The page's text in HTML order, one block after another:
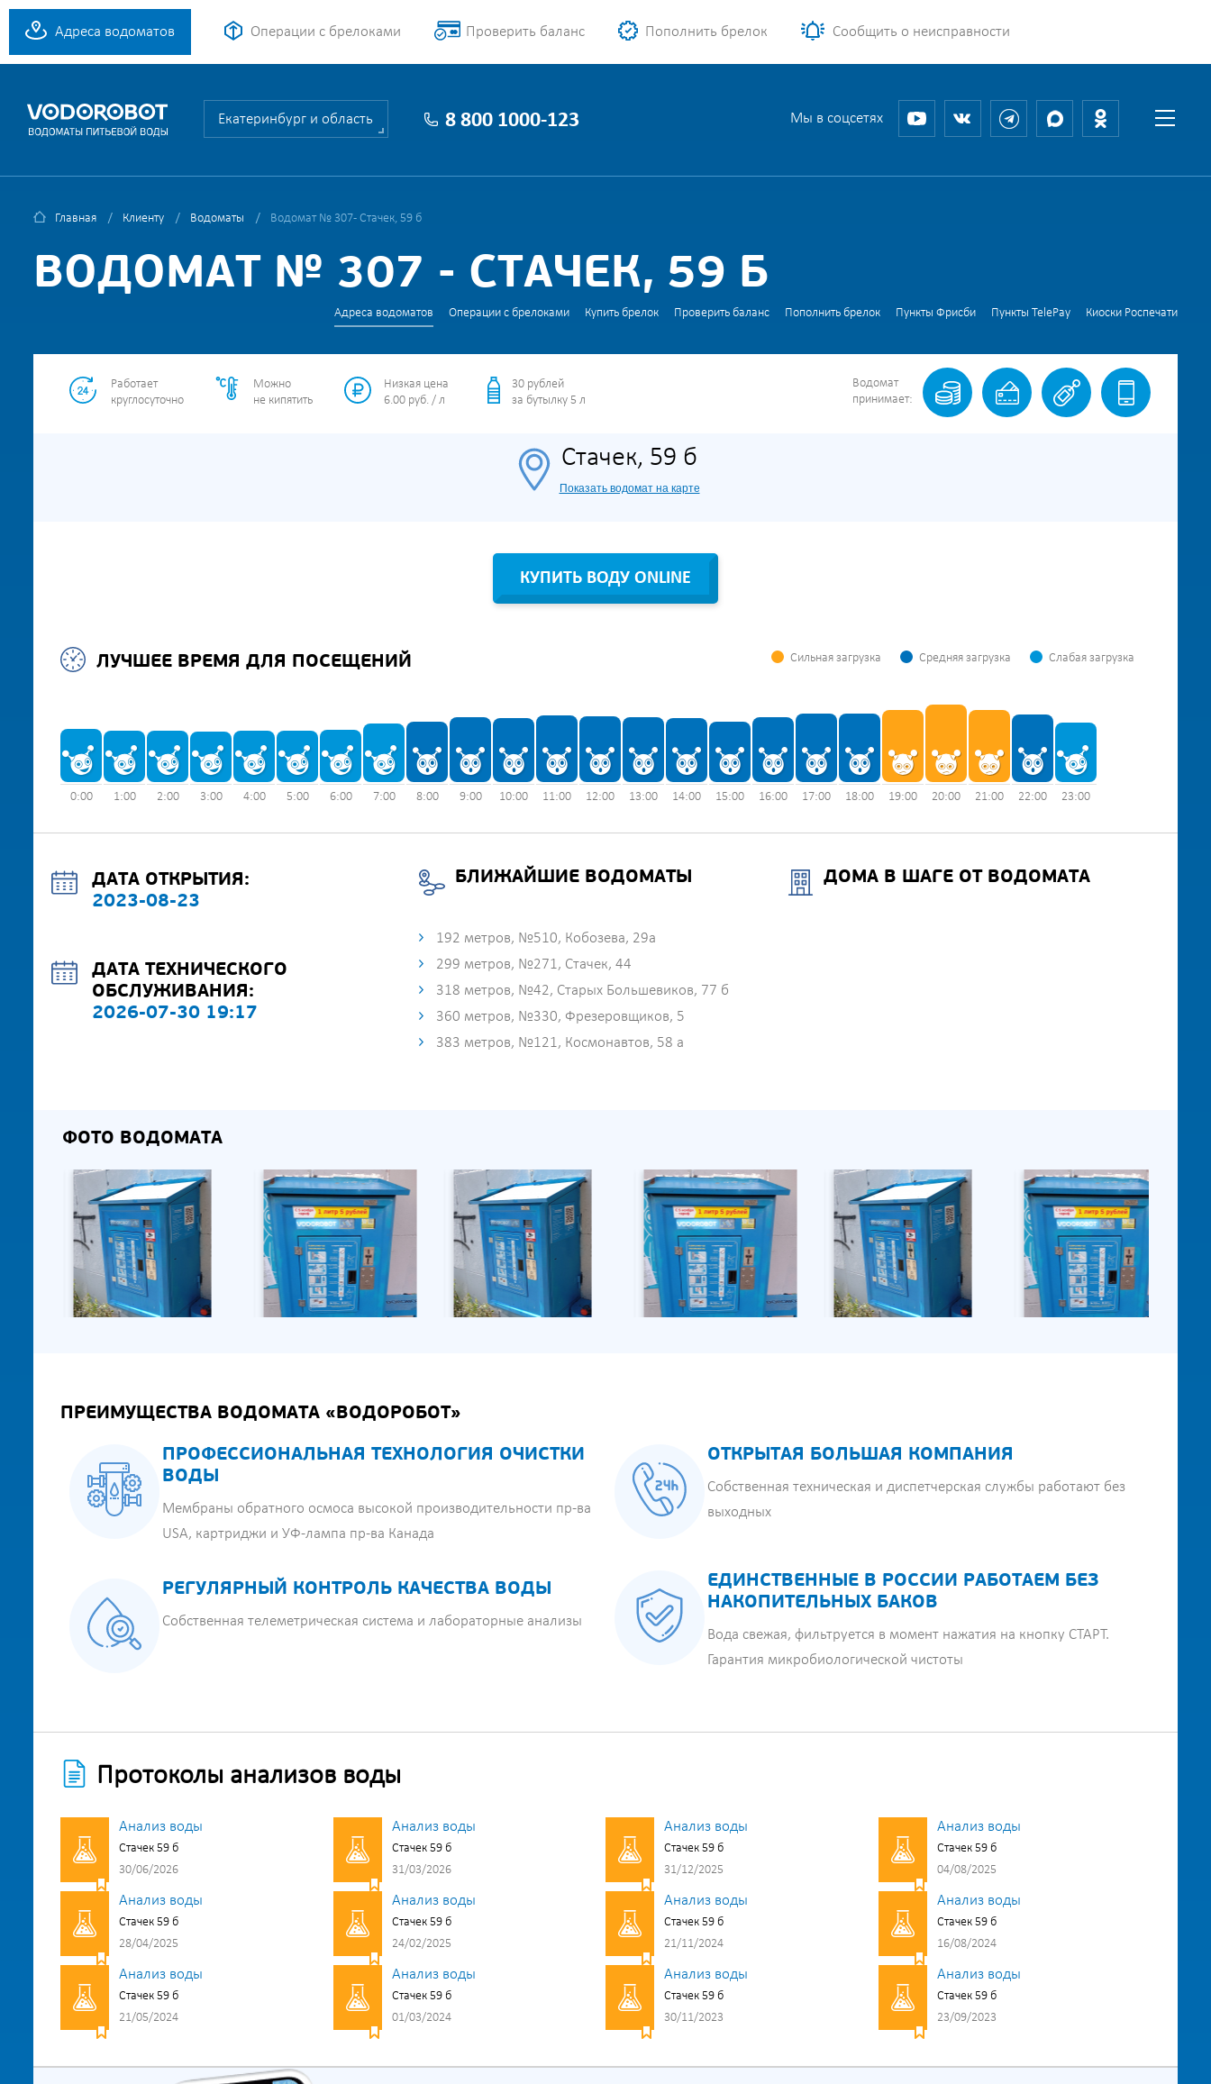
Адреса водоматов Операции с брелоками Проверить баланс Пополнить брелок Сообщить о неисправности
Екатеринбург и область 8 800 1000-123 Мы в соцсетях
Главная Клиенту Водоматы Водомат № 307 - Стачек, 59 б
ВОДОМАТ № 307 - СТАЧЕК, 59 Б
Адреса водоматов Операции с брелоками Купить брелок Проверить баланс Пополнить брелок Пункты Фрисби Пункты TelePay Киоски Роспечати
Работает
круглосуточно
Можно
не кипятить
Низкая цена
6.00 руб. / л
30 рублей
за бутылку 5 л
Водомат
принимает:
Стачек, 59 б
Показать водомат на карте
КУПИТЬ ВОДУ ONLINE
ЛУЧШЕЕ ВРЕМЯ ДЛЯ ПОСЕЩЕНИЙ Сильная загрузка Средняя загрузка Слабая загрузка
0:00 1:00 2:00 3:00 4:00 5:00 6:00 7:00 8:00 9:00 10:00 11:00 12:00 13:00 14:00 15:00 16:00 17:00 18:00 19:00 20:00 21:00 22:00 23:00
ДАТА ОТКРЫТИЯ:
2023-08-23
ДАТА ТЕХНИЧЕСКОГО
ОБСЛУЖИВАНИЯ:
2026-07-30 19:17
БЛИЖАЙШИЕ ВОДОМАТЫ
192 метров, №510, Кобозева, 29а
299 метров, №271, Стачек, 44
318 метров, №42, Старых Большевиков, 77 б
360 метров, №330, Фрезеровщиков, 5
383 метров, №121, Космонавтов, 58 а
ДОМА В ШАГЕ ОТ ВОДОМАТА
ФОТО ВОДОМАТА
ПРЕИМУЩЕСТВА ВОДОМАТА «ВОДОРОБОТ»
ПРОФЕССИОНАЛЬНАЯ ТЕХНОЛОГИЯ ОЧИСТКИ
ВОДЫ
Мембраны обратного осмоса высокой производительности пр-ва
USA, картриджи и УФ-лампа пр-ва Канада
РЕГУЛЯРНЫЙ КОНТРОЛЬ КАЧЕСТВА ВОДЫ
Собственная телеметрическая система и лабораторные анализы
ОТКРЫТАЯ БОЛЬШАЯ КОМПАНИЯ
Собственная техническая и диспетчерская службы работают без
выходных
ЕДИНСТВЕННЫЕ В РОССИИ РАБОТАЕМ БЕЗ
НАКОПИТЕЛЬНЫХ БАКОВ
Вода свежая, фильтруется в момент нажатия на кнопку СТАРТ.
Гарантия микробиологической чистоты
Протоколы анализов воды
Анализ воды
Стачек 59 б
30/06/2026
Анализ воды
Стачек 59 б
31/03/2026
Анализ воды
Стачек 59 б
31/12/2025
Анализ воды
Стачек 59 б
04/08/2025
Анализ воды
Стачек 59 б
28/04/2025
Анализ воды
Стачек 59 б
24/02/2025
Анализ воды
Стачек 59 б
21/11/2024
Анализ воды
Стачек 59 б
16/08/2024
Анализ воды
Стачек 59 б
21/05/2024
Анализ воды
Стачек 59 б
01/03/2024
Анализ воды
Стачек 59 б
30/11/2023
Анализ воды
Стачек 59 б
23/09/2023